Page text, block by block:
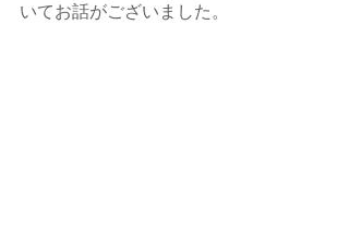
いてお話がございました。